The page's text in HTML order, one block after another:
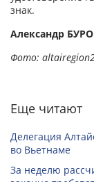
знак.
Александр
Фото:
Еще читают
Делегация
во Вьетнаме
За неделю